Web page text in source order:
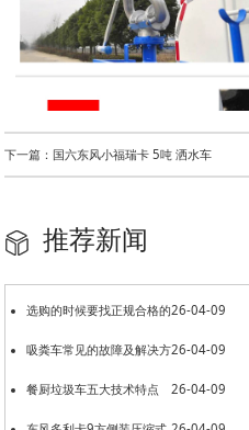
下一篇：国六东风小福瑞卡 5吨 洒水车
推荐新闻
26-04-09
选购的时候要找正规合格的
洒水车厂家 26-04-09
吸粪车常见的故障及解决方
法 26-04-09
餐厨垃圾车五大技术特点